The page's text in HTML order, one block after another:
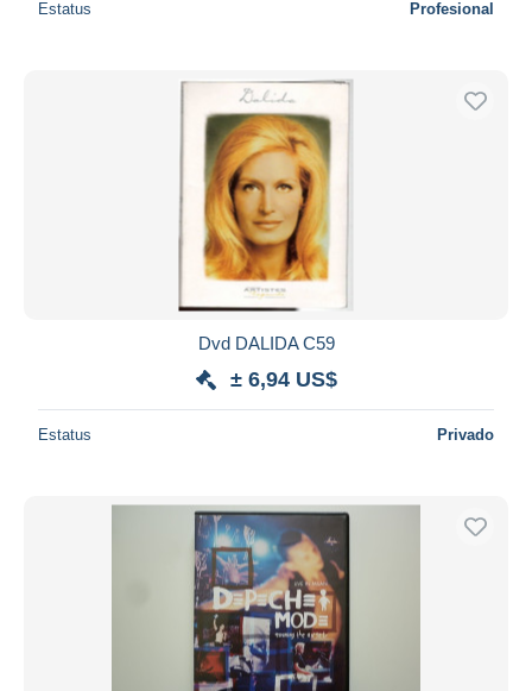
Estatus Profesional
Dvd DALIDA C59
± 6,94 US$
Estatus Privado